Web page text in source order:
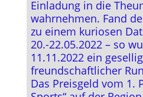
Einladung in die
wahrnehmen. Fand
zu einem kuriosen
20.-22.05.2022 – so
11.11.2022 ein
freundschaftlicher
Das Preisgeld vom 1.